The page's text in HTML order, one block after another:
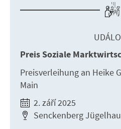
Preis Soziale
Preisverleihung an Heike
Main
2. září 2025
Senckenberg